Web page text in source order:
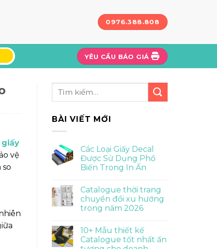
0976.388.808
YÊU CẦU BÁO GIÁ
giấy
vệ
BÀI VIẾT MỚI
Các Loại Giấy Decal
Được Sử Dụng Phổ
Biến Trong In Ấn
Catalogue thời trang
chuyển đổi xu hướng
trong năm 2026
10+ Mẫu thiết kế
Catalogue tốt nhất ấn